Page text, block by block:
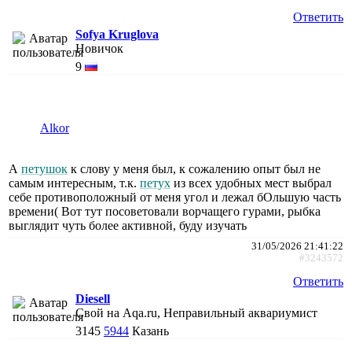
Ответить
Sofya Kruglova
Новичок
9
Alkor
А петушок к слову у меня был, к сожалению опыт был не
самым интересным, т.к. петух из всех удобных мест выбрал
себе противоположный от меня угол и лежал бОльшую часть
времени( Вот тут посоветовали ворчащего гурами, рыбка
выглядит чуть более активной, буду изучать
31/05/2026 21:41:22
#3243572
Ответить
Diesell
Свой на Aqa.ru, Неправильный аквариумист
3145 5944 Казань